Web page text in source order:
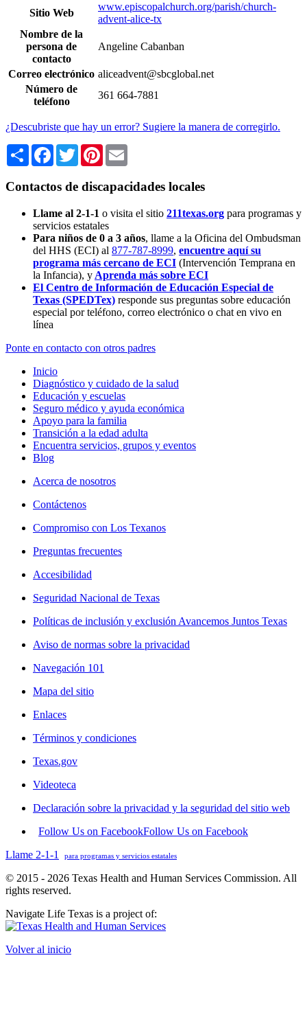
Sitio Web
www.episcopalchurch.org/parish/church-
advent-alice-tx
Nombre de la
persona de
contacto
Angeline Cabanban
Correo electrónico aliceadvent@sbcglobal.net
Número de
teléfono
361 664-7881
¿Descubriste que hay un error? Sugiere la manera de corregirlo.
Share Facebook
TwitterPinterest
Contactos de discapacidades locales
Llame al 2-1-1 o visita el sitio 211texas.org para programas y
servicios estatales
Para niños de 0 a 3 años, llame a la Oficina del Ombudsman
del HHS (ECI) al 877-787-8999, encuentre aquí su
programa más cercano de ECI (Intervención Temprana en
la Infancia), y Aprenda más sobre ECI
El Centro de Información de Educación Especial de
Texas (SPEDTex) responde sus preguntas sobre educación
especial por teléfono, correo electrónico o chat en vivo en
línea
Ponte en contacto con otros padres
Inicio
Diagnóstico y cuidado de la salud
Educación y escuelas
Seguro médico y ayuda económica
Apoyo para la familia
Transición a la edad adulta
Encuentra servicios, grupos y eventos
Blog
Acerca de nosotros
Contáctenos
Compromiso con Los Texanos
Preguntas frecuentes
Accesibilidad
Seguridad Nacional de Texas
Políticas de inclusión y exclusión Avancemos Juntos Texas
Aviso de normas sobre la privacidad
Navegación 101
Mapa del sitio
Enlaces
Términos y condiciones
Texas.gov
Videoteca
Declaración sobre la privacidad y la seguridad del sitio web
Follow Us on FacebookFollow Us on Facebook
Llame 2-1-1
para programas y servicios estatales
© 2015 - 2026 Texas Health and Human Services Commission. All
rights reserved.
Navigate Life Texas is a project of:
Volver al inicio